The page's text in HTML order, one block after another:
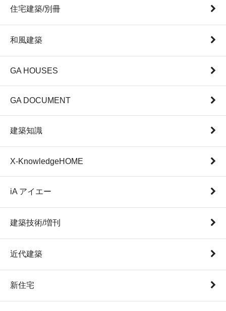
住宅建築/別冊
和風建築
GA HOUSES
GA DOCUMENT
建築知識
X-KnowledgeHOME
iA アイエー
建築技術/増刊
近代建築
新住宅